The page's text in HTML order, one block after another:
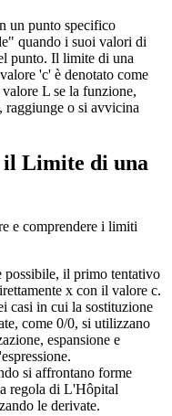
un punto specifico
quando i suoi valori di
punto. Il limite di una
'c' è denotato come
L se la funzione,
raggiunge o si avvicina
il Limite di una
e comprendere i limiti
il primo tentativo
x con il valore c.
in cui la sostituzione
come 0/0, si utilizzano
espansione e
si affrontano forme
regola di L'Hôpital
le derivate.